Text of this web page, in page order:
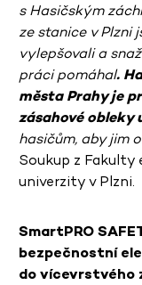
s Hasičským
ze stanice v Plzni
vylepšovali a
práci pomáhal.
města Prahy je
zásahové obleky
hasičům, aby jim
Soukup z Fakulty
univerzity v Plzni.
SmartPRO
bezpečnostní
do vícevrstvého